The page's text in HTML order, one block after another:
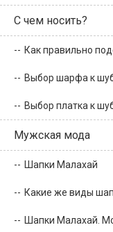
С чем носить?
Как правильно
Выбор шарфа к
Выбор платка к
Мужская мода
Шапки Малахай
Какие же виды
Шапки Малахай.